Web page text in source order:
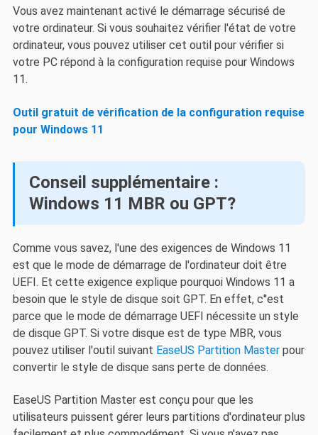
Vous avez maintenant activé le démarrage sécurisé de
votre ordinateur. Si vous souhaitez vérifier l'état de votre
ordinateur, vous pouvez utiliser cet outil pour vérifier si
votre PC répond à la configuration requise pour Windows
11.
Outil gratuit de vérification de la configuration requise
pour Windows 11
Conseil supplémentaire :
Windows 11 MBR ou GPT?
Comme vous savez, l'une des exigences de Windows 11
est que le mode de démarrage de l'ordinateur doit être
UEFI. Et cette exigence explique pourquoi Windows 11 a
besoin que le style de disque soit GPT. En effet, c''est
parce que le mode de démarrage UEFI nécessite un style
de disque GPT. Si votre disque est de type MBR, vous
pouvez utiliser l'outil suivant EaseUS Partition Masterpour
convertir le style de disque sans perte de données.
EaseUS Partition Master est conçu pour que les
utilisateurs puissent gérer leurs partitions d'ordinateur plus